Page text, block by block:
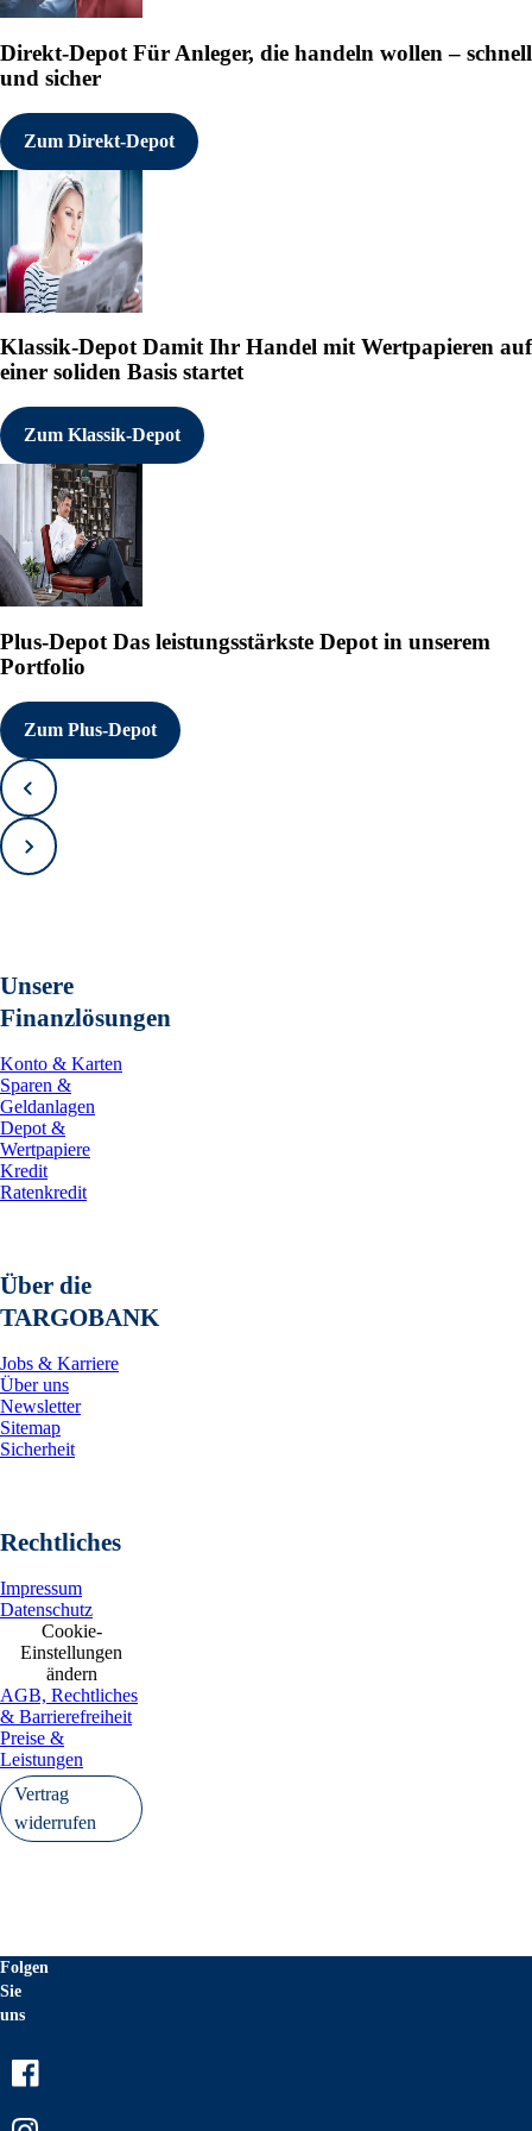
Direkt-Depot Für Anleger, die handeln wollen – schnell
und sicher
Zum Direkt-Depot
Klassik-DepotDamit Ihr Handel mit Wertpapieren auf
einer soliden Basis startet
Zum Klassik-Depot
Plus-Depot Das leistungsstärkste Depot in unserem
Portfolio
Zum Plus-Depot
Zurück
Vorwärts
Unsere
Finanzlösungen
Konto & Karten
Sparen &
Geldanlagen
Depot &
Wertpapiere
Kredit
Ratenkredit
Über die
TARGOBANK
Jobs & Karriere
Über uns
Newsletter
Sitemap
Sicherheit
Rechtliches
Impressum
Datenschutz
Cookie-
Einstellungen
ändern
AGB, Rechtliches
& Barrierefreiheit
Preise &
Leistungen
Vertrag
widerrufen
Folgen
Sie
uns